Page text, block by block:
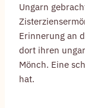
Ungarn
Erinnerung an
dort ihren
Mönch. Eine
hat.